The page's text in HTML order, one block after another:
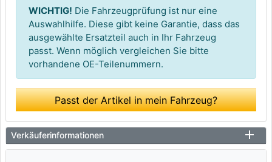
WICHTIG! Die Fahrzeugprüfung ist nur eine
Auswahlhilfe. Diese gibt keine Garantie, dass das
ausgewählte Ersatzteil auch in Ihr Fahrzeug
passt. Wenn möglich vergleichen Sie bitte
vorhandene OE-Teilenummern.
Passt der Artikel in mein Fahrzeug?
Verkäuferinformationen